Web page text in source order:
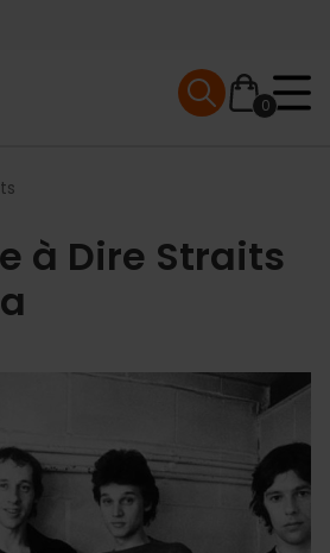
0
Mobile menu
à Dire Straits